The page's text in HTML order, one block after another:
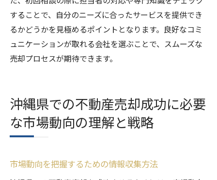
することで、自分のニーズに合ったサービスを提供でき
るかどうかを見極めるポイントとなります。良好なコミ
ュニケーションが取れる会社を選ぶことで、スムーズな
売却プロセスが期待できます。
沖縄県での不動産売却成功に必要
な市場動向の理解と戦略
市場動向を把握するための情報収集方法